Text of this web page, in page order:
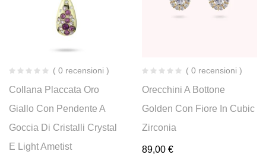
( 0 recensioni )
Collana Placcata Oro
Giallo Con Pendente A
Goccia Di Cristalli Crystal
E Light Ametist
( 0 recensioni )
Orecchini A Bottone
Golden Con Fiore In Cubic
Zirconia
89,00 €